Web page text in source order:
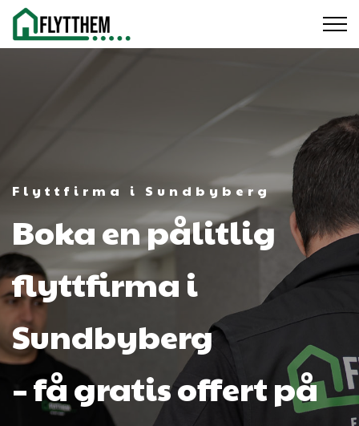
Flyttfirma i Sundbyberg
Boka en pålitlig
flyttfirma i
Sundbyberg
– få gratis offert på